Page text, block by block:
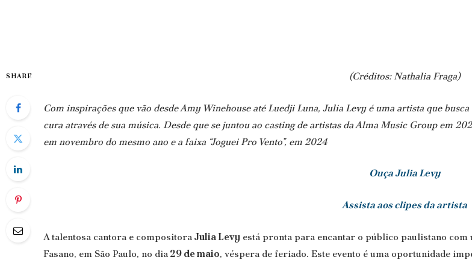
SHARE (Créditos: Nathalia Fraga)
Com inspirações que vão desde Amy Winehouse até Luedji Luna, Julia Levy é uma artista que
cura através de sua música. Desde que se juntou ao casting de artistas da Alma Music Group em
em novembro do mesmo ano e a faixa “Joguei Pro Vento”, em 2024
Ouça Julia Levy
Assista aos clipes da artista
A talentosa cantora e compositoraJulia Levy está pronta para encantar o público paulistano com
Fasano, em São Paulo, no dia29 de maio, véspera de feriado. Este evento é uma oportunidade